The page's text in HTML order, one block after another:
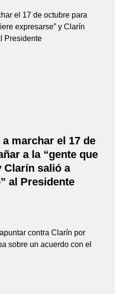
marchar el 17 de
a la “gente que
Clarín salió a
al Presidente